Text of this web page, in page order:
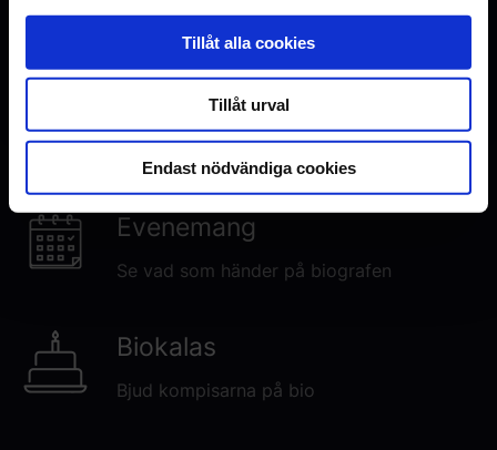
Tillåt alla cookies
Tillåt urval
Endast nödvändiga cookies
September 2026. Visningstider
publiceras här när premiären närmar
sig.
Evenemang
Se vad som händer på biografen
Biokalas
Bjud kompisarna på bio